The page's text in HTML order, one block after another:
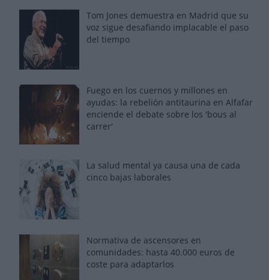
Tom Jones demuestra en Madrid que su
voz sigue desafiando implacable el paso
del tiempo
Fuego en los cuernos y millones en
ayudas: la rebelión antitaurina en Alfafar
enciende el debate sobre los 'bous al
carrer'
La salud mental ya causa una de cada
cinco bajas laborales
Normativa de ascensores en
comunidades: hasta 40.000 euros de
coste para adaptarlos